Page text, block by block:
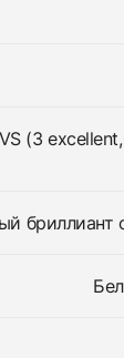
(3
бриллиант